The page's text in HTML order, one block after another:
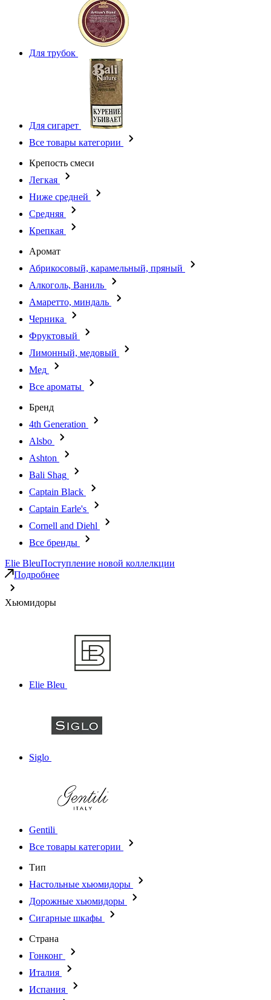
Для трубок
Для сигарет
Все товары категории
Крепость смеси
Легкая
Ниже средней
Средняя
Крепкая
Аромат
Абрикосовый, карамельный, пряный
Алкоголь, Ваниль
Амаретто, миндаль
Черника
Фруктовый
Лимонный, медовый
Мед
Все ароматы
Бренд
4th Generation
Alsbo
Ashton
Bali Shag
Captain Black
Captain Earle's
Cornell and Diehl
Все бренды
Elie BleuПоступление новой коллелкции
Подробнее
Хьюмидоры
Elie Bleu
Siglo
Gentili
Все товары категории
Тип
Настольные хьюмидоры
Дорожные хьюмидоры
Сигарные шкафы
Страна
Гонконг
Италия
Испания